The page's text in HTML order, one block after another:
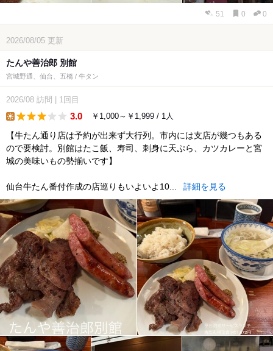
51 0 0
2026/08/05 更新
たんや善治郎 別館
宮城野通、仙台、五橋 / 牛タン
2026/08 訪問 1回目
3.0 ￥1,000～￥1,999 / 1人
【牛たん通り店は予約が出来ず大行列。市内には支店が幾つもある
ので要検討。別館はたこ飯、寿司、刺身に天ぷら、カツカレーと宮
城の美味いもの勢揃いです】
仙台牛たん番付作成の店巡りもいよいよ10... 詳細を見る